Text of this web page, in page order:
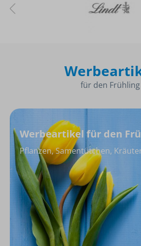
für den Frühling
Werbeartikel für den
Pflanzen, Samentütchen,